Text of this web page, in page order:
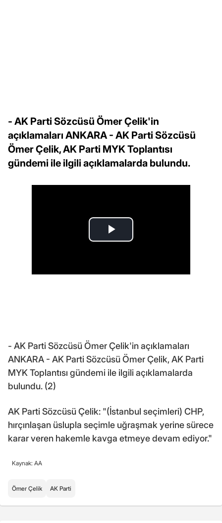
- AK Parti Sözcüsü Ömer Çelik'in
açıklamaları ANKARA - AK Parti Sözcüsü
Ömer Çelik, AK Parti MYK Toplantısı
gündemi ile ilgili açıklamalarda bulundu.
- AK Parti Sözcüsü Ömer Çelik'in açıklamaları
ANKARA - AK Parti Sözcüsü Ömer Çelik, AK Parti
MYK Toplantısı gündemi ile ilgili açıklamalarda
bulundu. (2)
AK Parti Sözcüsü Çelik: "(İstanbul seçimleri) CHP,
hırçınlaşan üslupla seçimle uğraşmak yerine sürece
karar veren hakemle kavga etmeye devam ediyor."
Kaynak: AA
Ömer Çelik AK Parti